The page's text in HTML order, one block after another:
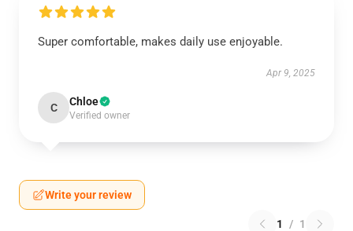
Super comfortable, makes daily use enjoyable.
Apr 9, 2025
C Chloe
Verified owner
Write your review
1 / 1